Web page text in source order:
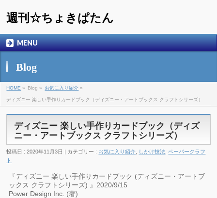
週刊☆ちょきぱたん
MENU
Blog
HOME » Blog » お気に入り紹介 »
ディズニー 楽しい手作りカードブック（ディズニー・アートブックス クラフトシリーズ）
ディズニー 楽しい手作りカードブック（ディズ
ニー・アートブックス クラフトシリーズ）
投稿日 : 2020年11月3日 | カテゴリー : お気に入り紹介 しかけ技法 ,ペーパークラフ
ト
『ディズニー 楽しい手作りカードブック (ディズニー・アートブ
ックス クラフトシリーズ) 』2020/9/15
Power Design Inc. (著)